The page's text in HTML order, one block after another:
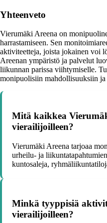
Yhteenveto
Vierumäki Areena on
harrastamiseen. Sen
aktiviteetteja, joista jokainen voi
Areenan ympäristö ja palvelut
liikunnan parissa viihtymiselle.
monipuolisiin mahdollisuuksiin
Mitä kaikkea
vierailijoilleen?
Vierumäki Areena tarjoaa
urheilu- ja
kuntosaleja,
Minkä tyyppisiä
vierailijoilleen?